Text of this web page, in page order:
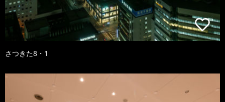
さつきた8・1